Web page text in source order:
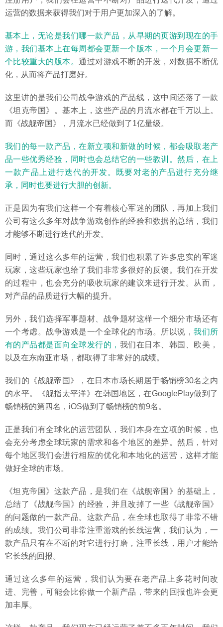
运营的数据来获得我们对于用户更加深入的了解。
基本上，无论是我们哪一款产品，从早期的页游到现在的手
游，我们基本上在每周都会更新一个版本，一个月会更新一
个比较重大的版本。通过对游戏不断的开发，对数据不断优
化，从而将产品打磨好。
这里讲的是我们公司战争游戏的产品线，这中间还落了一款
《坦克帝国》。基本上，这些产品的月流水都在千万以上。
而《战舰帝国》，月流水已经做到了1亿量级。
我们的每一款产品，在新立项和新做的时候，都会吸取老产
品一些优秀经验，同时也会总结它的一些教训。然后，在上
一款产品上进行迭代的开发。既要对老的产品进行充分继
承，同时也要进行大胆的创新。
正是因为有我们这样一个有着核心军迷的团队，再加上我们
公司有这么多年对战争游戏创作的经验和数据的总结，我们
才能够不断进行迭代的开发。
同时，通过这么多年的运营，我们也积累了许多忠实的军迷
玩家，这些玩家也给了我们非常多很好的反馈。我们在开发
的过程中，也会充分的吸收玩家的建议来进行开发。从而，
对产品的品质进行大幅的提升。
另外，我们选择军事题材、战争题材这样一个细分市场还有
一个考虑。战争游戏是一个全球化的市场。所以说，我们所
有的产品都是面向全球发行的， 我们在日本、韩国、欧美，
以及在东南亚市场，都取得了非常好的成绩。
我们的《战舰帝国》，在日本市场长期居于畅销榜30名之内
的水平。《舰指太平洋》在韩国地区，在GooglePlay做到了
畅销榜的第四名，iOS做到了畅销榜的前9名。
正是我们有全球化的运营团队，我们本身在立项的时候，也
会充分考虑全球玩家的需求和各个地区的差异。然后，针对
每个地区我们会进行相应的优化和本地化的运营，这样才能
做好全球的市场。
《坦克帝国》这款产品，是我们在《战舰帝国》的基础上，
总结了《战舰帝国》的经验，并且改掉了一些《战舰帝国》
的问题做的一款产品。这款产品，在全球也取得了非常不错
的成绩。我们公司非常注重游戏的长线运营，我们认为，一
款产品只有在不断的对它进行打磨，注重长线，用户才能给
它长线的回报。
通过这么多年的运营，我们认为要在老产品上多花时间改
进、完善，可能会比你做一个新产品，带来的回报也许会更
加丰厚。